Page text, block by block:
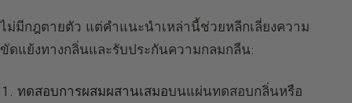
ไม่มีกฎตายตัว แต่คำแนะนำเหล่านี้ช่วยหลีกเลี่ยงความ
ขัดแย้งทางกลิ่นและรับประกันความกลมกลืน:
ทดสอบการผสมผสานเสมอบนแผ่นทดสอบกลิ่นหรือ